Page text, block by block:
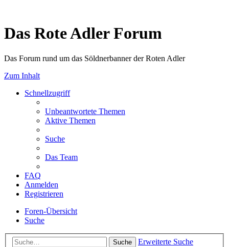
Das Rote Adler Forum
Das Forum rund um das Söldnerbanner der Roten Adler
Zum Inhalt
Schnellzugriff
Unbeantwortete Themen
Aktive Themen
Suche
Das Team
FAQ
Anmelden
Registrieren
Foren-Übersicht
Suche
Suche Erweiterte Suche